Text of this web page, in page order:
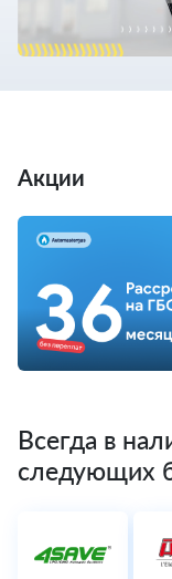
Акции
Всегда в
следующих